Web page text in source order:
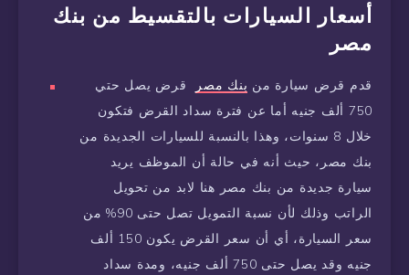
أسعار السيارات بالتقسيط من بنك
مصر
قدم قرض سيارة من بنك مصر
قرض يصل حتي
750 ألف جنيه أما عن فترة سداد القرض فتكون
خلال 8 سنوات، وهذا بالنسبة للسيارات الجديدة من
بنك مصر، حيث أنه في حالة أن الموظف يريد
سيارة جديدة من بنك مصر هنا لابد من تحويل
الراتب وذلك لأن نسبة التمويل تصل حتى 90% من
سعر السيارة، أي أن سعر القرض يكون 150 ألف
جنيه وقد يصل حتى 750 ألف جنيه، ومدة سداد